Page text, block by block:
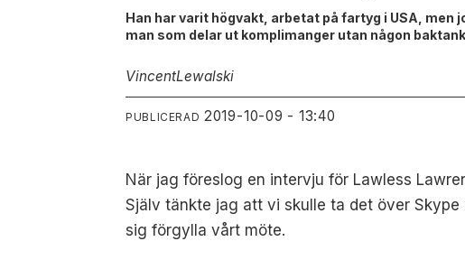
Han har varit högvakt, arbetat på fartyg i USA, men
man som delar ut komplimanger utan någon
VincentLewalski
PUBLICERAD 2019-10-09 - 13:40
När jag föreslog en intervju för Lawless
Själv tänkte jag att vi skulle ta det över
sig förgylla vårt möte.